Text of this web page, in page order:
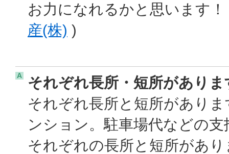
お力になれるかと思います
産(株) )
A
それぞれ長所・短所があり
それぞれ長所と短所があり
ンション。駐車場代などの
それぞれの長所と短所があ